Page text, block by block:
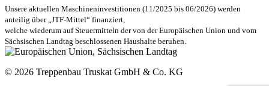
Unsere aktuellen Maschineninvestitionen (11/2025 bis 06/2026) werden
anteilig über „JTF-Mittel“ finanziert,
welche wiederum auf Steuermitteln der von der Europäischen Union und vom
Sächsischen Landtag beschlossenen Haushalte beruhen.
© 2026 Treppenbau Truskat GmbH & Co. KG